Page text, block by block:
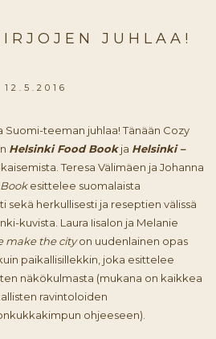
JUHLAA!
12.5.2016
Suomi-teeman juhlaa! Tänään Cozy
Helsinki Food Book ja Helsinki –
Teresa Välimäen ja Johanna
esittelee suomalaista
sekä herkullisesti ja reseptien välissä
kuvista. Laura Iisalon ja Melanie
make the cityon uudenlainen opas
paikallisillekkin, joka esittelee
näkökulmasta (mukana on kaikkea
ravintoloiden
ohjeeseen).